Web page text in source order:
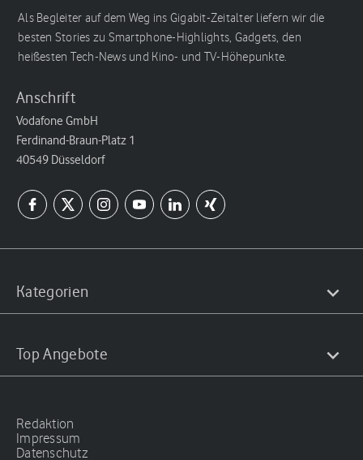
Als Begleiter auf dem Weg ins Gigabit-Zeitalter liefern wir die
besten Stories zu Smartphone-Highlights, Gadgets, den
heißesten Tech-News und Kino- und TV-Höhepunkte.
Anschrift
Vodafone GmbH
Ferdinand-Braun-Platz 1
40549 Düsseldorf
Kategorien
Top Angebote
Redaktion
Impressum
Datenschutz